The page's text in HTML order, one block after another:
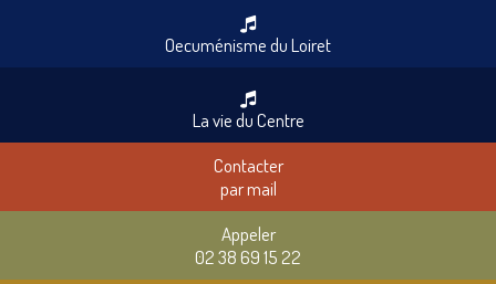
Oecuménisme du Loiret
La vie du Centre
Contacter
par mail
Appeler
02 38 69 15 22